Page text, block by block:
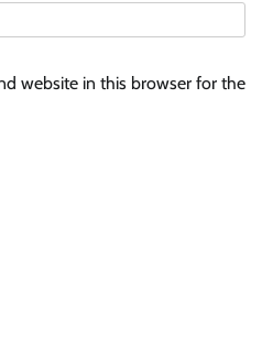
website in this browser for the